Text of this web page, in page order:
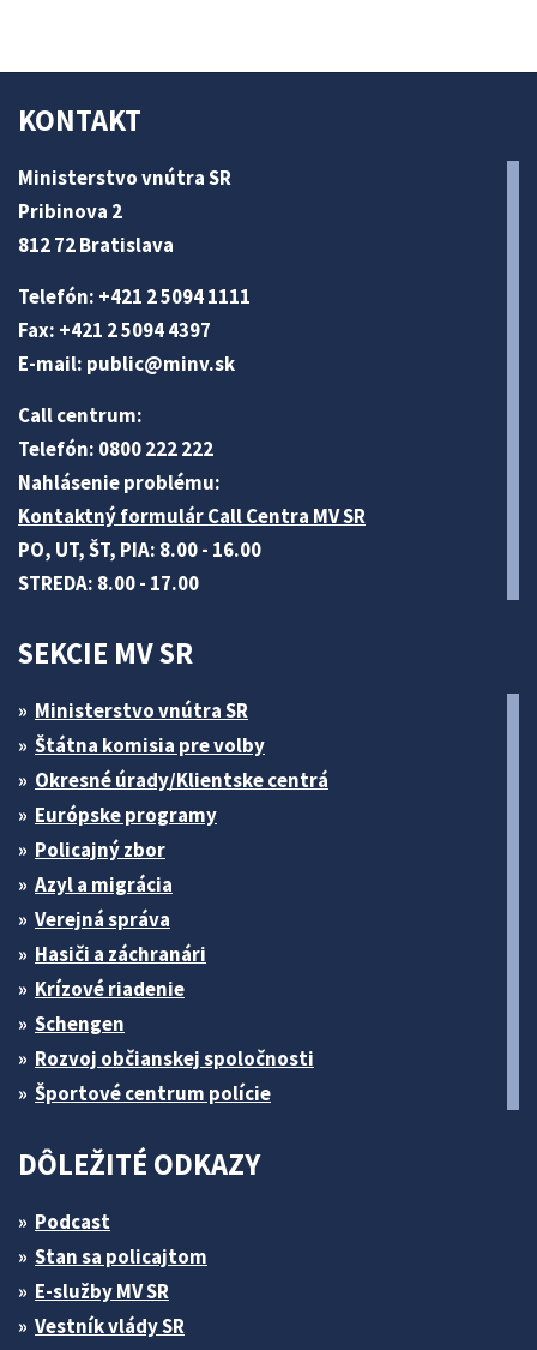
KONTAKT
Ministerstvo vnútra SR
Pribinova 2
812 72 Bratislava
Telefón: +421 2 5094 1111
Fax: +421 2 5094 4397
E-mail: public@minv.sk
Call centrum:
Telefón: 0800 222 222
Nahlásenie problému:
Kontaktný formulár Call Centra MV SR
PO, UT, ŠT, PIA: 8.00 - 16.00
STREDA: 8.00 - 17.00
SEKCIE MV SR
Ministerstvo vnútra SR
Štátna komisia pre volby
Okresné úrady/Klientske centrá
Európske programy
Policajný zbor
Azyl a migrácia
Verejná správa
Hasiči a záchranári
Krízové riadenie
Schengen
Rozvoj občianskej spoločnosti
Športové centrum polície
DÔLEŽITÉ ODKAZY
Podcast
Stan sa policajtom
E-služby MV SR
Vestník vlády SR